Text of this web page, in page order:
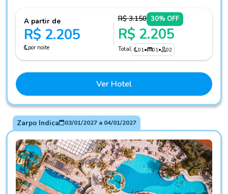
A partir de
R$ 2.205
por noite
R$ 3.150 30% OFF
R$ 2.205
Total 01• 01• 02
Ver Hotel
Zarpo Indica 03/01/2027a 04/01/2027